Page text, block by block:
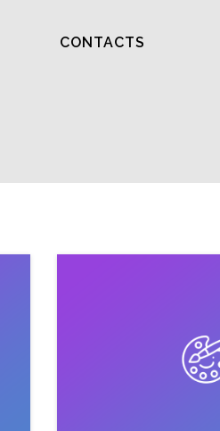
CONTACTS